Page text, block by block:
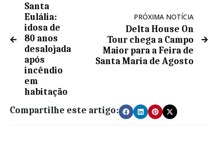
Santa
Eulália:
idosa de
80 anos
desalojada
após
incêndio
em
habitação
PRÓXIMA NOTÍCIA
Delta House On
Tour chega a Campo
Maior para a Feira de
Santa Maria de Agosto
Compartilhe este artigo: